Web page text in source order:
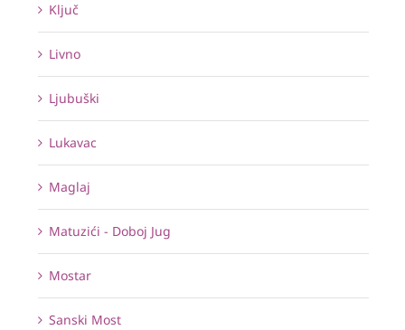
Ključ
Livno
Ljubuški
Lukavac
Maglaj
Matuzići - Doboj Jug
Mostar
Sanski Most